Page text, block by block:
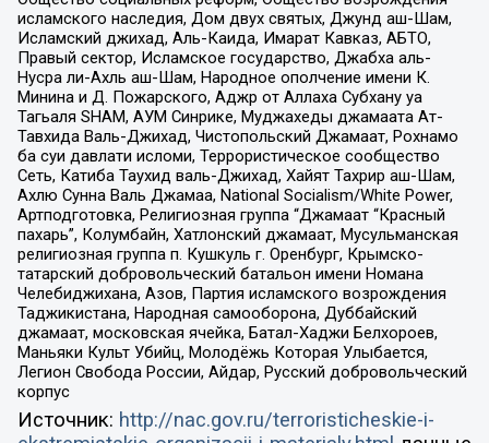
исламского наследия, Дом двух святых, Джунд аш-Шам,
Исламский джихад, Аль-Каида, Имарат Кавказ, АБТО,
Правый сектор, Исламское государство, Джабха аль-
Нусра ли-Ахль аш-Шам, Народное ополчение имени К.
Минина и Д. Пожарского, Аджр от Аллаха Субхану уа
Тагьаля SHAM, АУМ Синрике, Муджахеды джамаата Ат-
Тавхида Валь-Джихад, Чистопольский Джамаат, Рохнамо
ба суи давлати исломи, Террористическое сообщество
Сеть, Катиба Таухид валь-Джихад, Хайят Тахрир аш-Шам,
Ахлю Сунна Валь Джамаа, National Socialism/White Power,
Артподготовка, Религиозная группа “Джамаат “Красный
пахарь”, Колумбайн, Хатлонский джамаат, Мусульманская
религиозная группа п. Кушкуль г. Оренбург, Крымско-
татарский добровольческий батальон имени Номана
Челебиджихана, Азов, Партия исламского возрождения
Таджикистана, Народная самооборона, Дуббайский
джамаат, московская ячейка, Батал-Хаджи Белхороев,
Маньяки Культ Убийц, Молодёжь Которая Улыбается,
Легион Свобода России, Айдар, Русский добровольческий
корпус
Источник: http://nac.gov.ru/terroristicheskie-i-